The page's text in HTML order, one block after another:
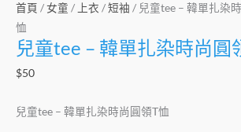
首頁 /女童 / 上衣 /短袖 / 兒童tee – 韓單扎染
恤
兒童tee – 韓單扎染時尚圓
$50
兒童tee – 韓單扎染時尚圓領T恤